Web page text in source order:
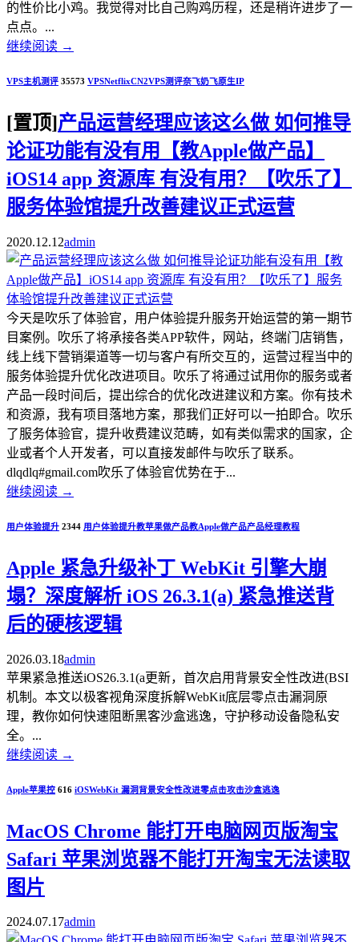
的性价比小鸡。我觉得对比自己购鸡历程，还是稍许进步了一
点点。...
继续阅读 →
VPS主机测评 35573 VPSNetflixCN2VPS测评奈飞奶飞原生IP
[置顶]产品运营经理应该这么做 如何推导
论证功能有没有用【教Apple做产品】
iOS14 app 资源库 有没有用？【吹乐了】
服务体验馆提升改善建议正式运营
2020.12.12admin
今天是吹乐了体验官，用户体验提升服务开始运营的第一期节
目案例。吹乐了将承接各类APP软件，网站，终端门店销售，
线上线下营销渠道等一切与客户有所交互的，运营过程当中的
服务体验提升优化改进项目。吹乐了将通过试用你的服务或者
产品一段时间后，提出综合的优化改进建议和方案。你有技术
和资源，我有项目落地方案，那我们正好可以一拍即合。吹乐
了服务体验官，提升收费建议范畴，如有类似需求的国家，企
业或者个人开发者，可以直接发邮件与吹乐了联系。
dlqdlq#gmail.com吹乐了体验官优势在于...
继续阅读 →
用户体验提升 2344 用户体验提升教苹果做产品教Apple做产品产品经理教程
Apple 紧急升级补丁 WebKit 引擎大崩
塌？深度解析 iOS 26.3.1(a) 紧急推送背
后的硬核逻辑
2026.03.18admin
苹果紧急推送iOS26.3.1(a更新，首次启用背景安全性改进(BSI
机制。本文以极客视角深度拆解WebKit底层零点击漏洞原
理，教你如何快速阻断黑客沙盒逃逸，守护移动设备隐私安
全。...
继续阅读 →
Apple苹果控 616 iOSWebKit 漏洞背景安全性改进零点击攻击沙盒逃逸
MacOS Chrome 能打开电脑网页版淘宝
Safari 苹果浏览器不能打开淘宝无法读取
图片
2024.07.17admin